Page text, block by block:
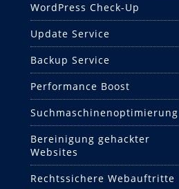
WordPress Check-Up
Update Service
Backup Service
Performance Boost
Suchmaschinen­optimierung
Bereinigung gehackter
Websites
Rechtssichere Webauftritte